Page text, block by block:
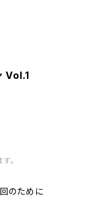
Vol.1
。
のために